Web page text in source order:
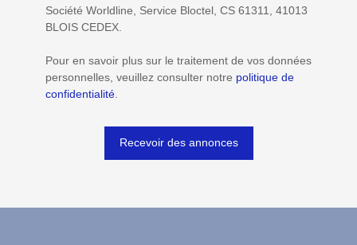
Société Worldline, Service Bloctel, CS 61311, 41013
BLOIS CEDEX.
Pour en savoir plus sur le traitement de vos données
personnelles, veuillez consulter notre politique de
confidentialité
Recevoir des annonces